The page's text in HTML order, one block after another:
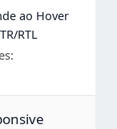
ao Hover
RTL